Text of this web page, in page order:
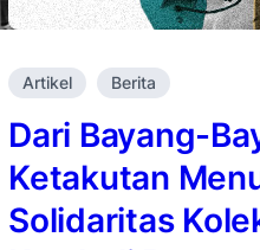
Artikel Berita
Dari Bayang-
Ketakutan
Solidaritas